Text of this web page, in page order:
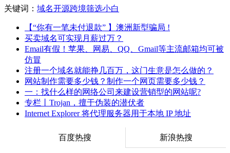
关键词： 域名开源跨境筛选小白
【“你有一笔未付退款” 】澳洲新型骗局 !
买卖域名可实现月薪过万？
Email有假！苹果、网易、QQ、Gmail等主流邮箱均可被
仿冒
注册一个域名就能挣几百万，这门生意是怎么做的？
网站制作需要多少钱？制作一个网页需要多少钱？
一：找什么样的网络公司来建设营销型的网站呢?
专栏丨Trojan，擅于伪装的潜伏者
Internet Explorer 将代理服务器用于本地 IP 地址
百度热搜 新浪热搜